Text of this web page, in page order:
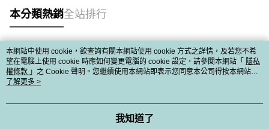
本分類熱銷全站排行
熱門標籤
本網站中使用 cookie，欲查詢有關本網站使用 cookie 方式之詳情，及若您不希
望在電腦上使用 cookie 時應如何變更電腦的 cookie 設定，請參閱本網站「 隱私
權條款 」之 Cookie 聲明。您繼續使用本網站即表示您同意本公司得按本網站使
用條款之 Cookie 聲明使用 cookie。
了解更多 >
我知道了